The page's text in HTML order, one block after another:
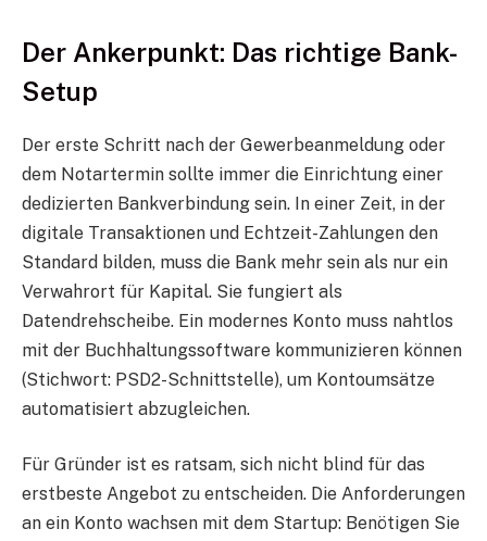
Der Ankerpunkt: Das richtige Bank-
Setup
Der erste Schritt nach der Gewerbeanmeldung oder
dem Notartermin sollte immer die Einrichtung einer
dedizierten Bankverbindung sein. In einer Zeit, in der
digitale Transaktionen und Echtzeit-Zahlungen den
Standard bilden, muss die Bank mehr sein als nur ein
Verwahrort für Kapital. Sie fungiert als
Datendrehscheibe. Ein modernes Konto muss nahtlos
mit der Buchhaltungssoftware kommunizieren können
(Stichwort: PSD2-Schnittstelle), um Kontoumsätze
automatisiert abzugleichen.
Für Gründer ist es ratsam, sich nicht blind für das
erstbeste Angebot zu entscheiden. Die Anforderungen
an ein Konto wachsen mit dem Startup: Benötigen Sie